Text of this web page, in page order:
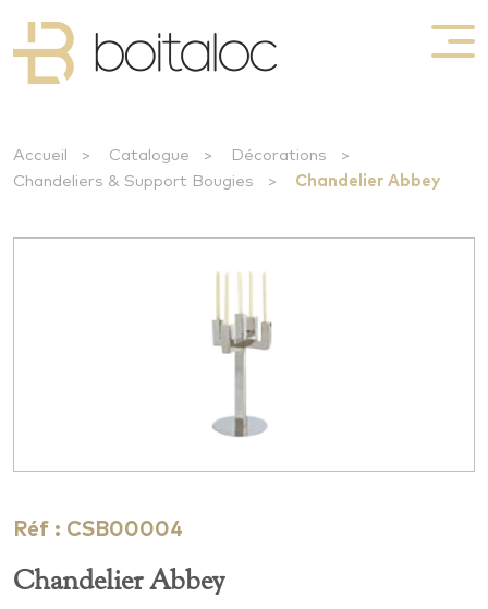
Accueil > Catalogue > Décorations
>
Chandeliers & Support Bougies
> Chandelier Abbey
Réf : CSB00004
Chandelier Abbey